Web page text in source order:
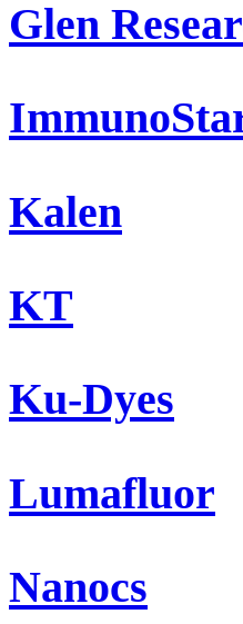
Glen
Kalen
KT
Ku-Dyes
Lumafluor
Nanocs